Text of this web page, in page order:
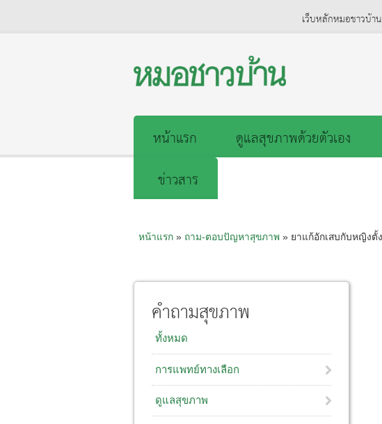
เว็บหลักหมอชาวบ้าน
หน้าแรก ดูแลสุขภาพด้วยตัวเอง
ข่าวสาร
หน้าแรก» ถาม-ตอบปัญหาสุขภาพ
คำถามสุขภาพ
ทั้งหมด
การแพทย์ทางเลือก
ดูแลสุขภาพ